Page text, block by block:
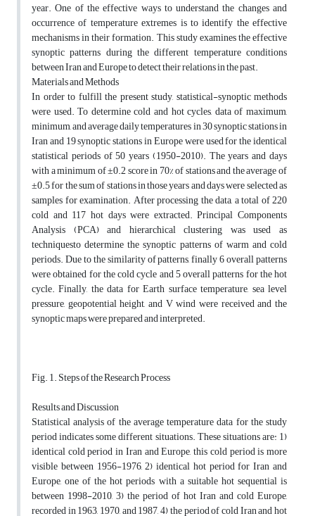
year. One of the effective ways to understand the changes and
occurrence of temperature extremes is to identify the effective
mechanisms in their formation. This study examines the effective
synoptic patterns during the different temperature conditions
between Iran and Europe to detect their relations in the past.
Materials and Methods
In order to fulfill the present study, statistical-synoptic methods
were used. To determine cold and hot cycles, data of maximum,
minimum, and average daily temperatures in 30 synoptic stations in
Iran and 19 synoptic stations in Europe were used for the identical
statistical periods of 50 years (1950-2010). The years and days
with a minimum of ±0.2 score in 70% of stations and the average of
±0.5 for the sum of stations in those years and days were selected as
samples for examination. After processing the data, a total of 220
cold and 117 hot days were extracted. Principal Components
Analysis (PCA) and hierarchical clustering was used as
techniquesto determine the synoptic patterns of warm and cold
periods. Due to the similarity of patterns, finally 6 overall patterns
were obtained for the cold cycle and 5 overall patterns for the hot
cycle. Finally, the data for Earth surface temperature, sea level
pressure, geopotential height, and V wind were received and the
synoptic maps were prepared and interpreted.
Fig. 1. Steps of the Research Process
Results and Discussion
Statistical analysis of the average temperature data for the study
period indicates some different situations. These situations are: 1)
identical cold period in Iran and Europe, this cold period is more
visible between 1956-1976, 2) identical hot period for Iran and
Europe, one of the hot periods with a suitable hot sequential is
between 1998-2010, 3) the period of hot Iran and cold Europe,
recorded in 1963, 1970, and 1987, 4) the period of cold Iran and hot